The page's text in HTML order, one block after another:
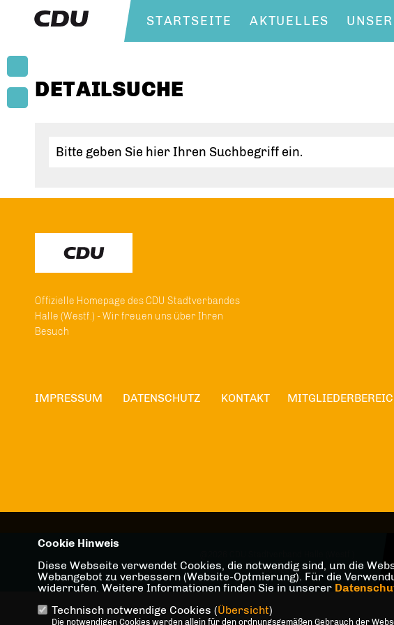
STARTSEITE AKTUELLES
DETAILSUCHE
Offizielle Homepage des CDU Stadtverbandes
Halle (Westf.) - Wir freuen uns über Ihren
Besuch
IMPRESSUM DATENSCHUTZ KONTAKT
Alle Rechte vorbehalten.
Cookie Hinweis
Diese Webseite verwendet Cookies, die notwendig sind, um die
Webangebot zu verbessern (Website-Optmierung). Für die
widerrufen. Weitere Informationen finden Sie in unserer
Technisch notwendige Cookies (Übersicht)
Die notwendigen Cookies werden allein für den ordnungsgemäßen Gebrauch der